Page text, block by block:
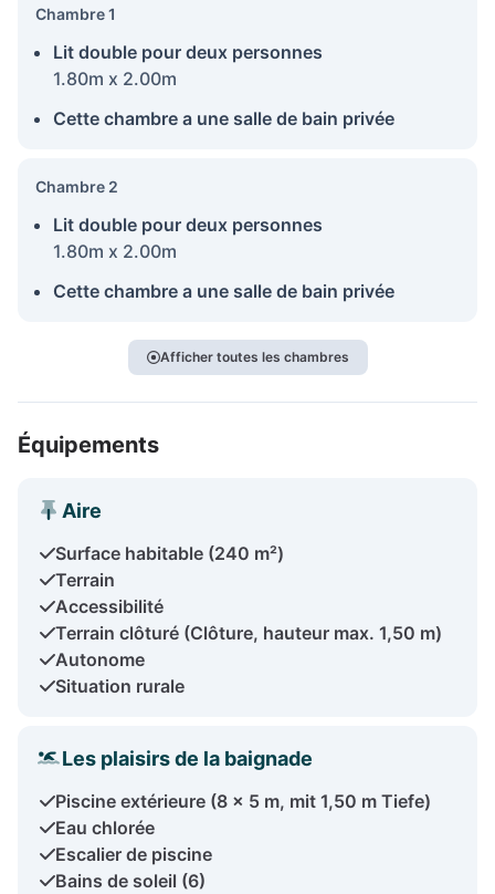
Chambre 1
Lit double pour deux personnes
1.80m x 2.00m
Cette chambre a une salle de bain privée
Chambre 2
Lit double pour deux personnes
1.80m x 2.00m
Cette chambre a une salle de bain privée
Afficher toutes les chambres
Équipements
Aire
Surface habitable (240 m²)
Terrain
Accessibilité
Terrain clôturé (Clôture, hauteur max. 1,50 m)
Autonome
Situation rurale
Les plaisirs de la baignade
Piscine extérieure (8 x 5 m, mit 1,50 m Tiefe)
Eau chlorée
Escalier de piscine
Bains de soleil (6)